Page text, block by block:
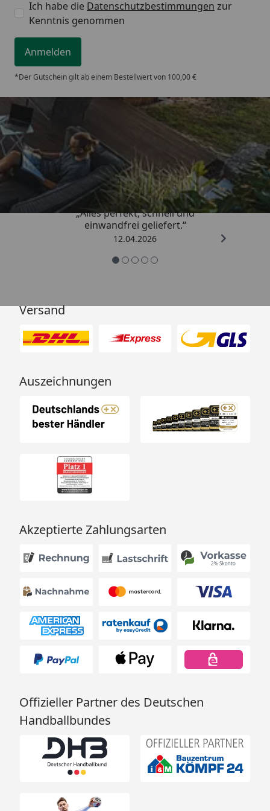
Ich habe die Datenschutzbestimmungen zur
Kenntnis genommen
Anmelden
*Der Gutschein gilt ab einem Bestellwert von 100,00 €
Trusted Shops
5,00/ 5
„Alles perfekt, schnell und
einwandfrei geliefert.“
12.04.2026
Versand
Auszeichnungen
Akzeptierte Zahlungsarten
Offizieller Partner des Deutschen
Handballbundes